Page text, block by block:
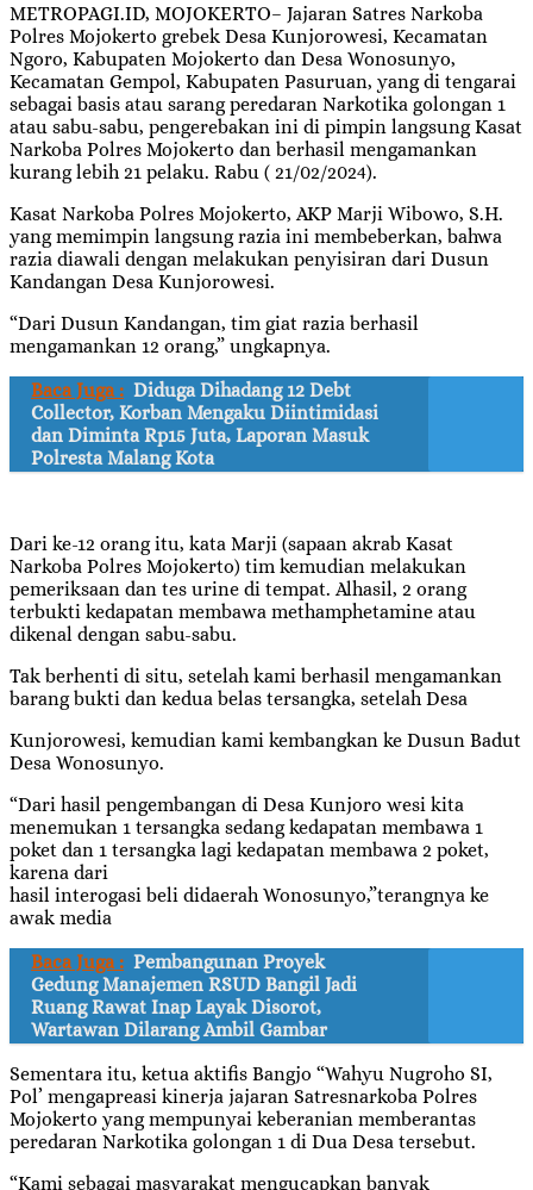
METROPAGI.ID, MOJOKERTO– Jajaran Satres Narkoba
Polres Mojokerto grebek Desa Kunjorowesi, Kecamatan
Ngoro, Kabupaten Mojokerto dan Desa Wonosunyo,
Kecamatan Gempol, Kabupaten Pasuruan, yang di tengarai
sebagai basis atau sarang peredaran Narkotika golongan 1
atau sabu-sabu, pengerebakan ini di pimpin langsung Kasat
Narkoba Polres Mojokerto dan berhasil mengamankan
kurang lebih 21 pelaku. Rabu ( 21/02/2024).
Kasat Narkoba Polres Mojokerto, AKP Marji Wibowo, S.H.
yang memimpin langsung razia ini membeberkan, bahwa
razia diawali dengan melakukan penyisiran dari Dusun
Kandangan Desa Kunjorowesi.
“Dari Dusun Kandangan, tim giat razia berhasil
mengamankan 12 orang,” ungkapnya.
Baca Juga : Diduga Dihadang 12 Debt
Collector, Korban Mengaku Diintimidasi
dan Diminta Rp15 Juta, Laporan Masuk
Polresta Malang Kota
Dari ke-12 orang itu, kata Marji (sapaan akrab Kasat
Narkoba Polres Mojokerto) tim kemudian melakukan
pemeriksaan dan tes urine di tempat. Alhasil, 2 orang
terbukti kedapatan membawa methamphetamine atau
dikenal dengan sabu-sabu.
Tak berhenti di situ, setelah kami berhasil mengamankan
barang bukti dan kedua belas tersangka, setelah Desa
Kunjorowesi, kemudian kami kembangkan ke Dusun Badut
Desa Wonosunyo.
“Dari hasil pengembangan di Desa Kunjoro wesi kita
menemukan 1 tersangka sedang kedapatan membawa 1
poket dan 1 tersangka lagi kedapatan membawa 2 poket,
karena dari
hasil interogasi beli didaerah Wonosunyo,”terangnya ke
awak media
Baca Juga : Pembangunan Proyek
Gedung Manajemen RSUD Bangil Jadi
Ruang Rawat Inap Layak Disorot,
Wartawan Dilarang Ambil Gambar
Sementara itu, ketua aktifis Bangjo “Wahyu Nugroho SI,
Pol’ mengapreasi kinerja jajaran Satresnarkoba Polres
Mojokerto yang mempunyai keberanian memberantas
peredaran Narkotika golongan 1 di Dua Desa tersebut.
“Kami sebagai masyarakat mengucapkan banyak